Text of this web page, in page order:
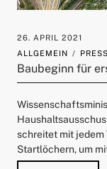
26. APRIL 2021
ALLGEMEIN
Baubeginn für
schreitet mit jedem
Startlöchern, um